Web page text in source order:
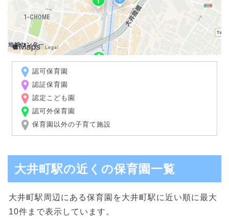
認可保育園
認証保育園
認定こども園
認可外保育園
保育園以外の子育て施設
大井町駅の近くの保育園一覧
大井町駅周辺にある保育園を大井町駅に近い順に最大
10件まで表示しています。